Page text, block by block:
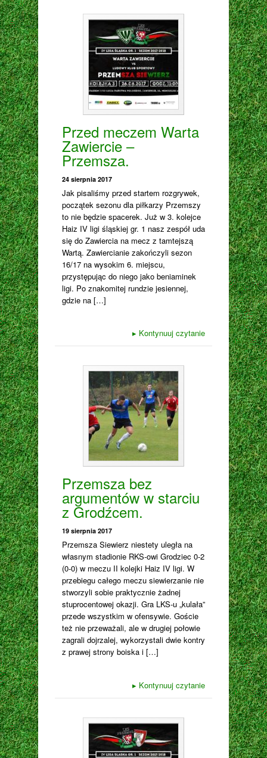
Przed meczem Warta
Zawiercie –
Przemsza.
24 sierpnia 2017
Jak pisaliśmy przed startem rozgrywek,
początek sezonu dla piłkarzy Przemszy
to nie będzie spacerek. Już w 3. kolejce
Haiz IV ligi śląskiej gr. 1 nasz zespół uda
się do Zawiercia na mecz z tamtejszą
Wartą. Zawiercianie zakończyli sezon
16/17 na wysokim 6. miejscu,
przystępując do niego jako beniaminek
ligi. Po znakomitej rundzie jesiennej,
gdzie na […]
▸ Kontynuuj czytanie
Przemsza bez
argumentów w starciu
z Grodźcem.
19 sierpnia 2017
Przemsza Siewierz niestety uległa na
własnym stadionie RKS-owi Grodziec 0-2
(0-0) w meczu II kolejki Haiz IV ligi. W
przebiegu całego meczu siewierzanie nie
stworzyli sobie praktycznie żadnej
stuprocentowej okazji. Gra LKS-u „kulała”
przede wszystkim w ofensywie. Goście
też nie przeważali, ale w drugiej połowie
zagrali dojrzalej, wykorzystali dwie kontry
z prawej strony boiska i […]
▸ Kontynuuj czytanie